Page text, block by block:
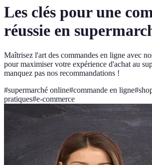
Les clés pour une
réussie en
Maîtrisez l'art des commandes en ligne avec
pour maximiser votre expérience d'achat au
manquez pas nos recommandations !
#supermarché online#commande en ligne#
pratiques#e-commerce